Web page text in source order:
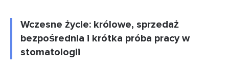
Wczesne życie: królowe, sprzedaż
bezpośrednia i krótka próba pracy w
stomatologii